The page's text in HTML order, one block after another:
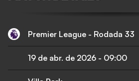
Premier League - Rodada 33
19 de abr. de 2026 - 09:00